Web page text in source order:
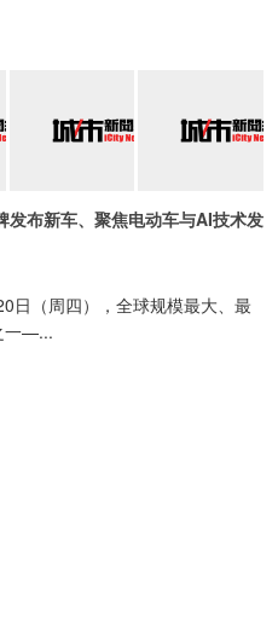
发布新车、聚焦电动车与AI技术发
（周四），全球规模最大、最
一—...